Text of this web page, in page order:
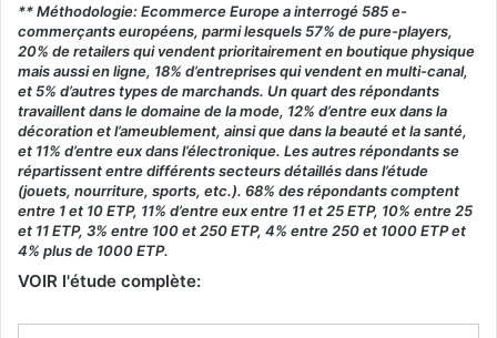
** Méthodologie: Ecommerce Europe a interrogé 585 e-
commerçants européens, parmi lesquels 57% de pure-players,
20% de retailers qui vendent prioritairement en boutique physique
mais aussi en ligne, 18% d’entreprises qui vendent en multi-canal,
et 5% d’autres types de marchands. Un quart des répondants
travaillent dans le domaine de la mode, 12% d’entre eux dans la
décoration et l’ameublement, ainsi que dans la beauté et la santé,
et 11% d’entre eux dans l’électronique. Les autres répondants se
répartissent entre différents secteurs détaillés dans l’étude
(jouets, nourriture, sports, etc.). 68% des répondants comptent
entre 1 et 10 ETP, 11% d’entre eux entre 11 et 25 ETP, 10% entre 25
et 11 ETP, 3% entre 100 et 250 ETP, 4% entre 250 et 1000 ETP et
4% plus de 1000 ETP.
VOIR l'étude complète: